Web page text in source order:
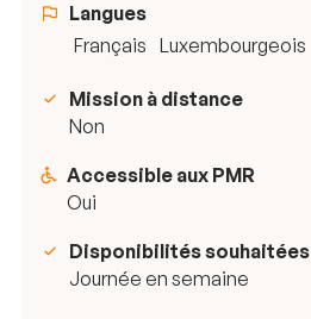
Langues
Français Luxembourgeois
Mission à distance
Non
Accessible aux PMR
Oui
Disponibilités souhaitées
Journée en semaine